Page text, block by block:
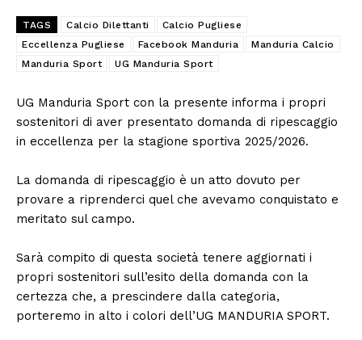
TAGS Calcio Dilettanti
Calcio Pugliese
Eccellenza Pugliese
Facebook Manduria
Manduria Calcio
Manduria Sport
UG Manduria Sport
UG Manduria Sport con la presente informa i propri
sostenitori di aver presentato domanda di ripescaggio
in eccellenza per la stagione sportiva 2025/2026.
La domanda di ripescaggio è un atto dovuto per
provare a riprenderci quel che avevamo conquistato e
meritato sul campo.
Sarà compito di questa società tenere aggiornati i
propri sostenitori sull’esito della domanda con la
certezza che, a prescindere dalla categoria,
porteremo in alto i colori dell’UG MANDURIA SPORT.